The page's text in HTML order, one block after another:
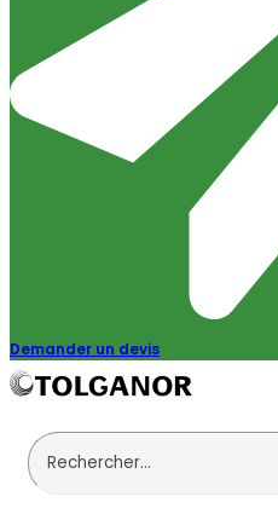
Demander un devis